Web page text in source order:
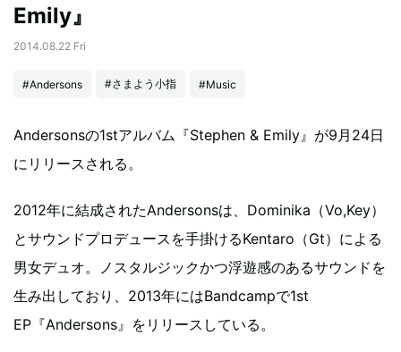
Emily』
2014.08.22 Fri
#Andersons #さまよう小指 #Music
Andersonsの1stアルバム『Stephen & Emily』が9月24日
にリリースされる。
2012年に結成されたAndersonsは、Dominika（Vo,Key）
とサウンドプロデュースを手掛けるKentaro（Gt）による
男女デュオ。ノスタルジックかつ浮遊感のあるサウンドを
生み出しており、2013年にはBandcampで1st
EP『Andersons』をリリースしている。